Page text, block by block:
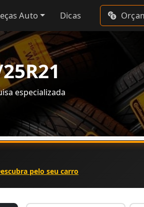
Auto Dicas
especializada
pelo seu carro